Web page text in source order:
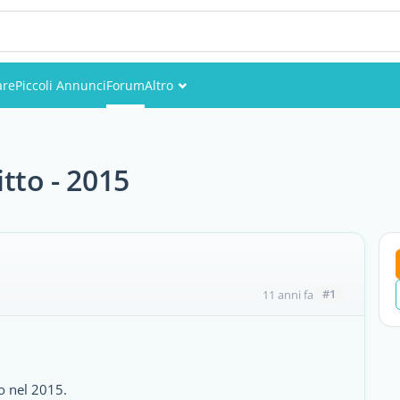
Piccoli AnnunciForumAltro
- 2015
11 anni fa #1
nel 2015.